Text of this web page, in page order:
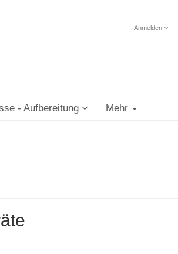
Anmelden
- Aufbereitung Mehr